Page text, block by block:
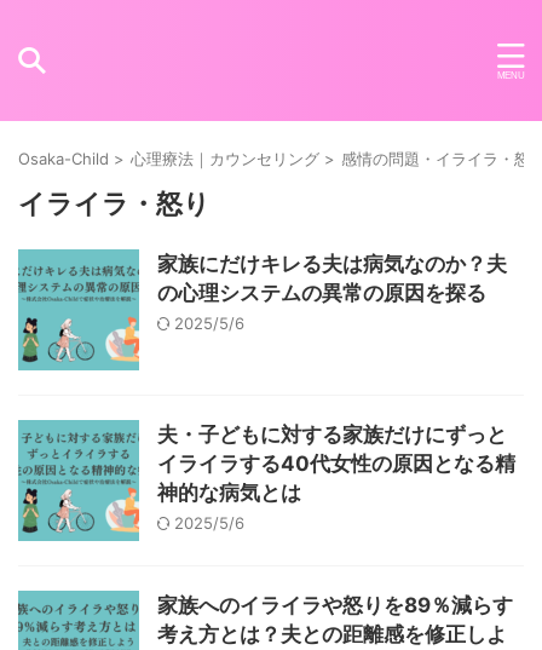
Osaka-Child > 心理療法｜カウンセリング > 感情の問題・イライラ・怒
イライラ・怒り
家族にだけキレる夫は病気なのか？夫
の心理システムの異常の原因を探る
2025/5/6
夫・子どもに対する家族だけにずっと
イライラする40代女性の原因となる精
神的な病気とは
2025/5/6
家族へのイライラや怒りを89％減らす
考え方とは？夫との距離感を修正しよ